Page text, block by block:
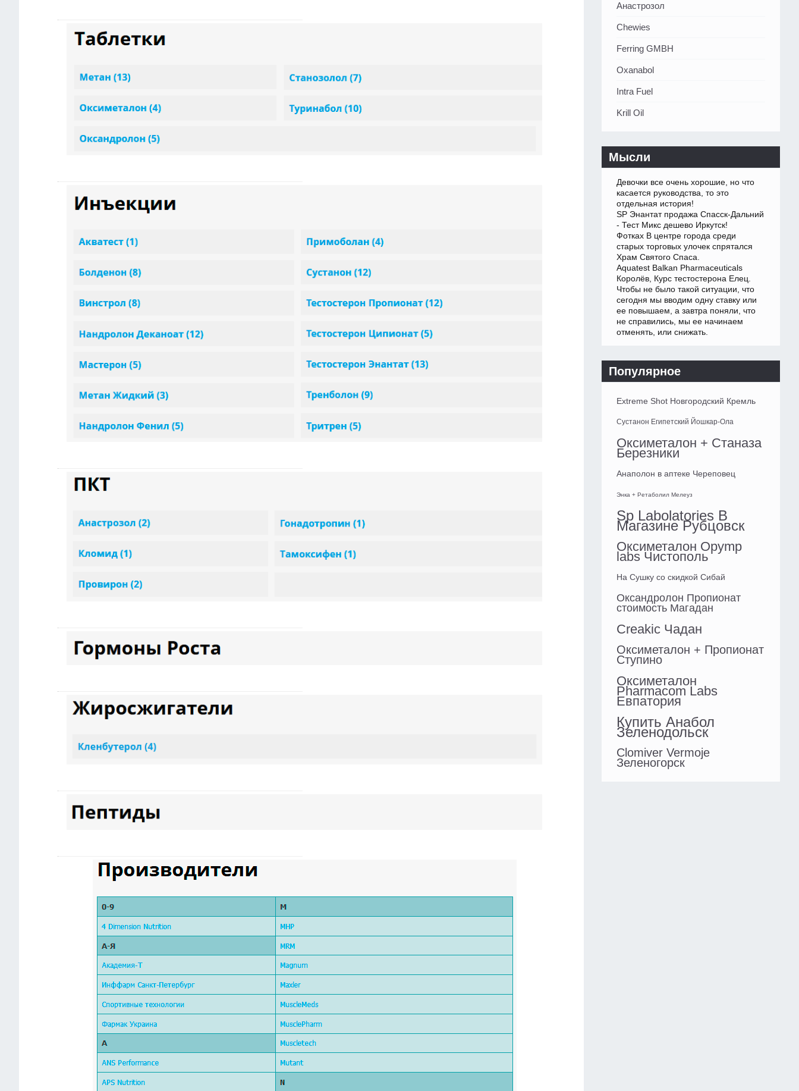
Анастрозол
Chewies
Ferring GMBH
Oxanabol
Intra Fuel
Krill Oil
Мысли
Девочки все очень хорошие, но что
касается руководства, то это
отдельная история!
SP Энантат продажа Спасск-Дальний
- Тест Микс дешево Иркутск!
Фотках В центре города среди
старых торговых улочек спрятался
Храм Святого Спаса.
Aquatest Balkan Pharmaceuticals
Королёв, Курс тестостерона Елец.
Чтобы не было такой ситуации, что
сегодня мы вводим одну ставку или
ее повышаем, а завтра поняли, что
не справились, мы ее начинаем
отменять, или снижать.
Популярное
Extreme Shot Новгородский Кремль
Сустанон Египетский Йошкар-Ола
Оксиметалон + Станаза
Березники
Анаполон в аптеке Череповец
Энка + Ретаболил Мелеуз
Sp Labolatories В
Магазине Рубцовск
Оксиметалон Opymp
labs Чистополь
На Сушку со скидкой Сибай
Оксандролон Пропионат
стоимость Магадан
Creakic Чадан
Оксиметалон + Пропионат
Ступино
Оксиметалон
Pharmacom Labs
Евпатория
Купить Анабол
Зеленодольск
Clomiver Vermoje
Зеленогорск